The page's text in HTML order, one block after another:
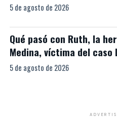
5 de agosto de 2026
Qué pasó con Ruth, la
Medina, víctima del caso
5 de agosto de 2026